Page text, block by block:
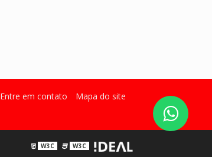
Entre em contato Mapa do site
W3C W3C